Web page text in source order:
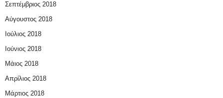
Σεπτέμβριος 2018
Αύγουστος 2018
Ιούλιος 2018
Ιούνιος 2018
Μάιος 2018
Απρίλιος 2018
Μάρτιος 2018